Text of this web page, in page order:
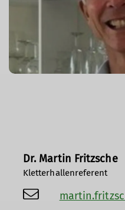
Dr. Martin Fritzsche
Kletterhallenreferent